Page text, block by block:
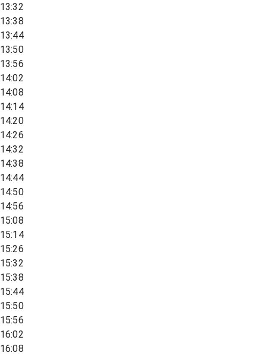
13:32
13:38
13:44
13:50
13:56
14:02
14:08
14:14
14:20
14:26
14:32
14:38
14:44
14:50
14:56
15:08
15:14
15:26
15:32
15:38
15:44
15:50
15:56
16:02
16:08